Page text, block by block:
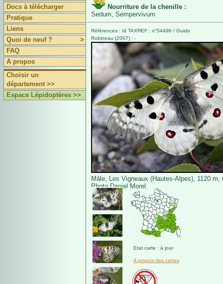
Docs à télécharger
Pratique
Liens
Quoi de neuf ?
>
FAQ
A propos
Choisir un
département >>
Espace Lépidoptères >>
Nourriture de la chenille :
Sedum, Sempervivum
Références : Id TAXREF : n°54496 / Guide
Robineau (2007) : -
Mâle, Les Vigneaux (Hautes-Alpes), 1120 m,
Photo Daniel Morel.
Etat carte : à jour
A propos des cartes